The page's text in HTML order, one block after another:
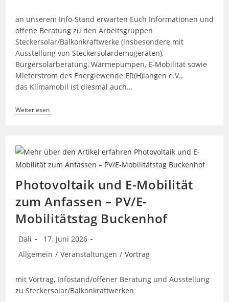
an unserem Info-Stand erwarten Euch Informationen und
offene Beratung zu den Arbeitsgruppen
Steckersolar/Balkonkraftwerke (insbesondere mit
Ausstellung von Steckersolardemogeräten),
Bürgersolarberatung, Wärmepumpen, E-Mobilität sowie
Mieterstrom des Energiewende ER(H)langen e.V.,
das Klimamobil ist diesmal auch…
WeiterlesenInfostand
Beim
Stadtteilfest
Am
Photovoltaik und E-Mobilität
zum Anfassen – PV/E-
Mobilitätstag Buckenhof
Beitrags-
Dali
Beitrag
17. Juni 2026
Beitrags-
Allgemein / Veranstaltungen / Vortrag
mit Vortrag, Infostand/offener Beratung und Ausstellung
zu Steckersolar/Balkonkraftwerken